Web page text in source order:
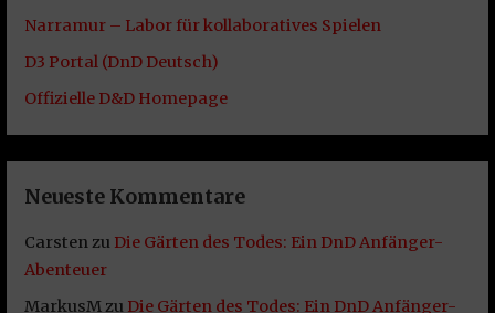
Narramur – Labor für kollaboratives Spielen
D3 Portal (DnD Deutsch)
Offizielle D&D Homepage
Neueste Kommentare
Carstenzu Die Gärten des Todes: Ein DnD Anfänger-
Abenteuer
MarkusMzu Die Gärten des Todes: Ein DnD Anfänger-